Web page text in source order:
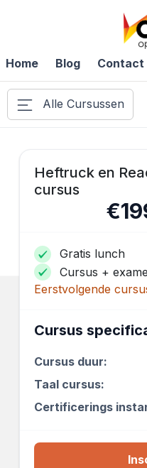
Home Blog Contact
Alle Cursussen
Heftruck en
cursus
Gratis lunch
Cursus +
Eerstvolgende
Cursus
Cursus duur:
Taal cursus:
Certificerings